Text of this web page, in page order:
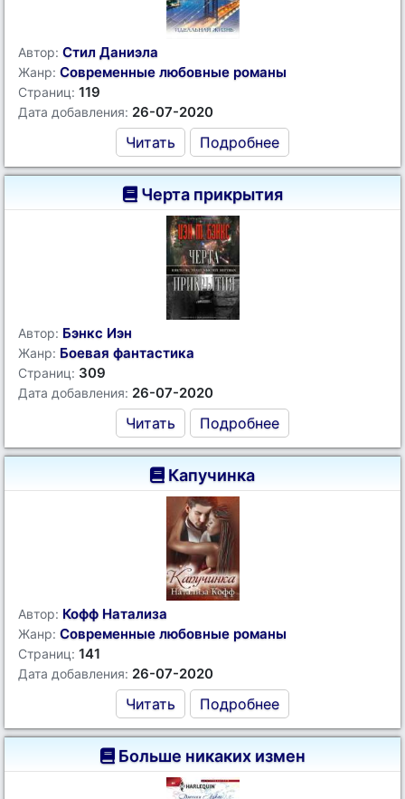
Автор: Стил Даниэла
Жанр: Современные любовные романы
Страниц: 119
Дата добавления: 26-07-2020
Читать Подробнее
Черта прикрытия
Автор: Бэнкс Иэн
Жанр: Боевая фантастика
Страниц: 309
Дата добавления: 26-07-2020
Читать Подробнее
Капучинка
Автор: Кофф Натализа
Жанр: Современные любовные романы
Страниц: 141
Дата добавления: 26-07-2020
Читать Подробнее
Больше никаких измен